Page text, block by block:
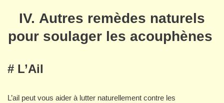
IV. Autres remèdes naturels
pour soulager les acouphènes
# L’Ail
L’ail peut vous aider à lutter naturellement contre les